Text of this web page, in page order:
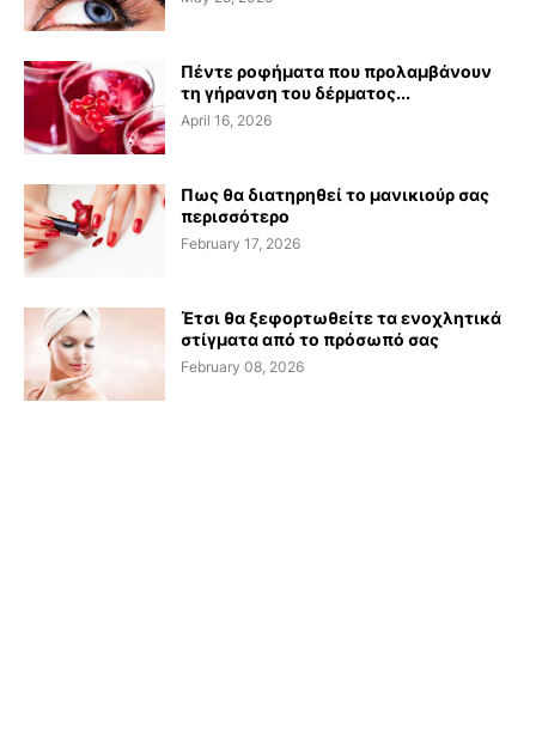
Πέντε ροφήματα που προλαμβάνουν
τη γήρανση του δέρματος...
April 16, 2026
Πως θα διατηρηθεί το μανικιούρ σας
περισσότερο
February 17, 2026
Έτσι θα ξεφορτωθείτε τα ενοχλητικά
στίγματα από το πρόσωπό σας
February 08, 2026